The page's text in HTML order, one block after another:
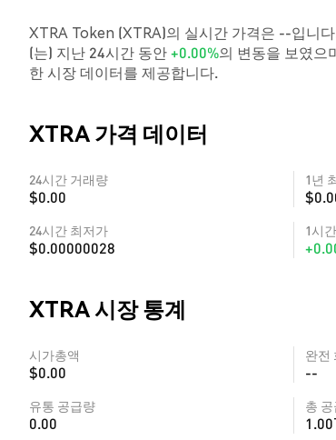
XTRA Token (XTRA)의 실시간 가격은 --입니
(는) 지난 24시간 동안+0.00%의 변동을 보였으
한 시장 데이터를 제공합니다.
XTRA 가격 데이터
24시간 거래량
$0.00
1년
24시간 최저가
$0.00000028
1시
XTRA 시장 통계
시가총액
$0.00
완전
--
유통 공급량
0.00
총